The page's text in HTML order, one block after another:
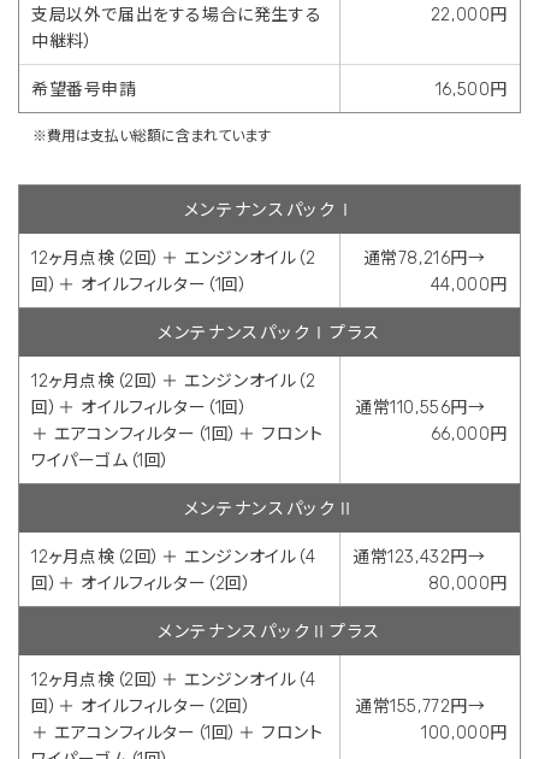
支局以外で届出をする場合に発生する
中継料）
22,000円
希望番号申請 16,500円
※費用は支払い総額に含まれています
メンテナンスパックⅠ
12ヶ月点検（2回）＋ エンジンオイル（2
回）＋ オイルフィルター（1回）
通常78,216円→
44,000円
メンテナンスパックⅠプラス
12ヶ月点検（2回）＋ エンジンオイル（2
回）＋ オイルフィルター（1回）
＋ エアコンフィルター（1回）＋ フロント
ワイパーゴム（1回）
通常110,556円→
66,000円
メンテナンスパックⅡ
12ヶ月点検（2回）＋ エンジンオイル（4
回）＋ オイルフィルター（2回）
通常123,432円→
80,000円
メンテナンスパックⅡプラス
12ヶ月点検（2回）＋ エンジンオイル（4
回）＋ オイルフィルター（2回）
＋ エアコンフィルター（1回）＋ フロント
通常155,772円→
100,000円